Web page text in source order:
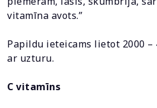
vitamīna avots.”
Papildu ieteicams lietot 2000 –
ar uzturu.
C vitamīns